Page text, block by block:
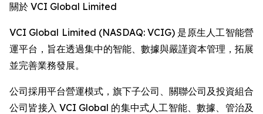
關於 VCI Global Limited
VCI Global Limited (NASDAQ: VCIG) 是原生人工智能營
運平台，旨在透過集中的智能、數據與嚴謹資本管理，拓展
並完善業務發展。
公司採用平台營運模式，旗下子公司、關聯公司及投資組合
公司皆接入 VCI Global 的集中式人工智能、數據、管治及